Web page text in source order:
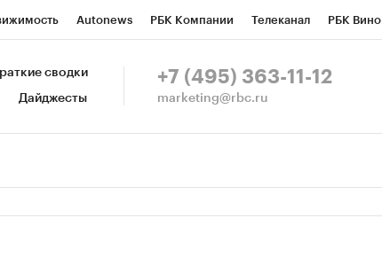
Autonews РБК Компании Телеканал РБК Вино
СПб Конференции СПб Спецпроекты
сводки
Дайджесты
+7 (495) 363-11-12
marketing@rbc.ru